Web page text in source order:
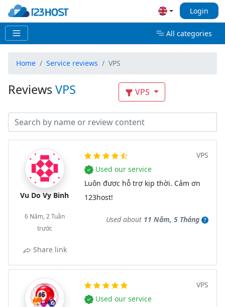
Login
All categories
Home Service reviews VPS
ReviewsVPS VPS
Vu Do Vy Binh
6 Năm, 2 Tuần
trước
Share link
VPS
Used our service
Luôn được hỗ trợ kịp thời. Cảm ơn
123host!
Used about 11 Năm, 5 Tháng
VPS
Used our service